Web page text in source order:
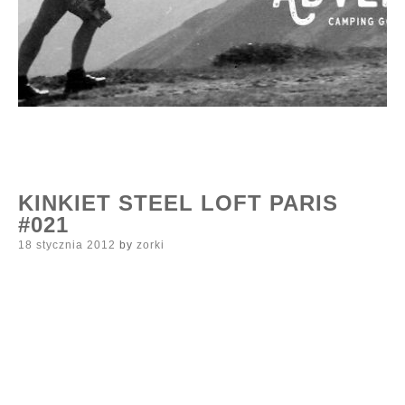
KINKIET STEEL LOFT PARIS
#021
Posted
18 stycznia 2012 by zorki